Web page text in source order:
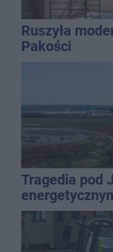
Ruszyła
Pakości
Tragedia pod
mężczyzny